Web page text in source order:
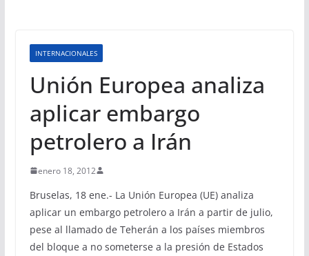
INTERNACIONALES
Unión Europea analiza
aplicar embargo
petrolero a Irán
enero 18, 2012
Bruselas, 18 ene.- La Unión Europea (UE) analiza
aplicar un embargo petrolero a Irán a partir de julio,
pese al llamado de Teherán a los países miembros
del bloque a no someterse a la presión de Estados